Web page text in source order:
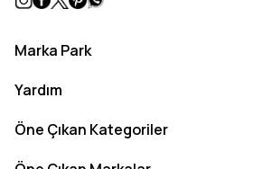
Marka Park
Yardım
Öne Çıkan Kategoriler